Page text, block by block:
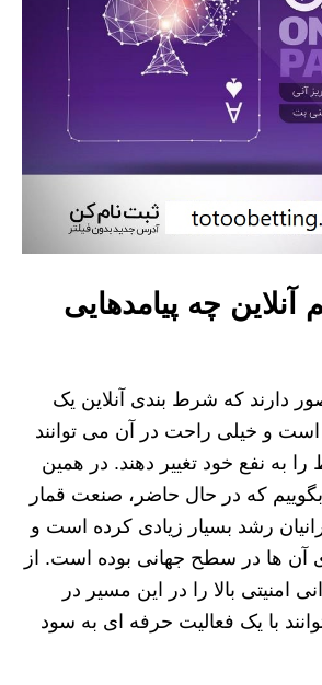
چه پیامدهایی
دارند که شرط بندی آنلاین یک
است و خیلی راحت در آن می توانند
به نفع خود تغییر دهند. در همین
بگوییم که در حال حاضر، صنعت قمار
رشد بسیار زیادی کرده است و
آن ها در سطح جهانی بوده است. از
امنیتی بالا را در این مسیر در
با یک فعالیت حرفه ای به سود